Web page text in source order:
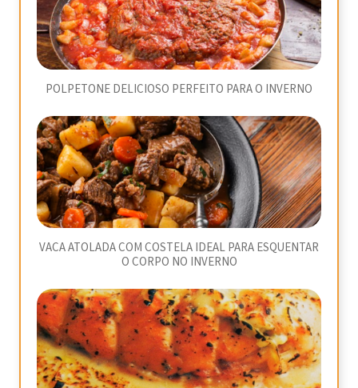
POLPETONE DELICIOSO PERFEITO PARA O INVERNO
VACA ATOLADA COM COSTELA IDEAL PARA ESQUENTAR
O CORPO NO INVERNO